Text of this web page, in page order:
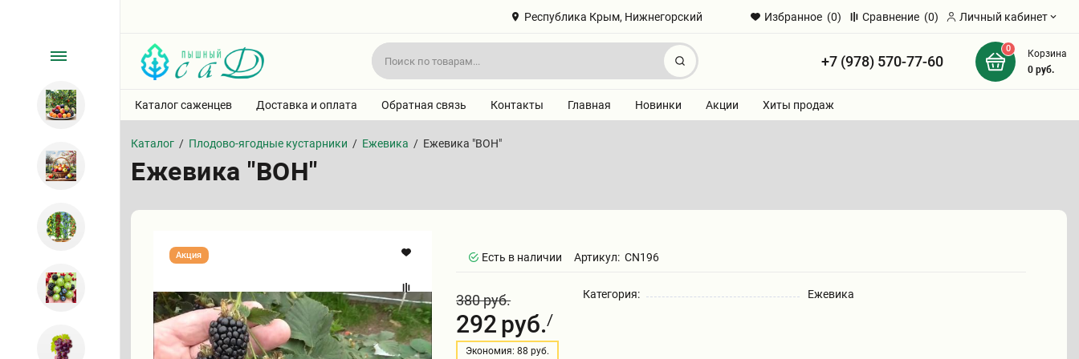
Республика Крым, Нижнегорский Избранное (0) Сравнение (0) Личный кабинет
Найти +7 (978) 570-77-60
0
Корзина
0руб.
Каталог саженцев Доставка и оплата Обратная связь Контакты Главная Новинки Акции Хиты продаж
Каталог / Плодово-ягодные кустарники / Ежевика / Ежевика "ВОН"
Ежевика "ВОН"
Акция Есть в наличии Артикул: CN196
380 руб.
292 руб./
Экономия: 88 руб.
Категория: Ежевика